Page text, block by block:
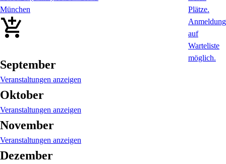
München
September
Veranstaltungen anzeigen
Oktober
Veranstaltungen anzeigen
November
Veranstaltungen anzeigen
Dezember